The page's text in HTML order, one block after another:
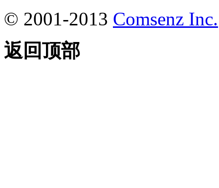
© 2001-2013 Comsenz Inc.
返回顶部